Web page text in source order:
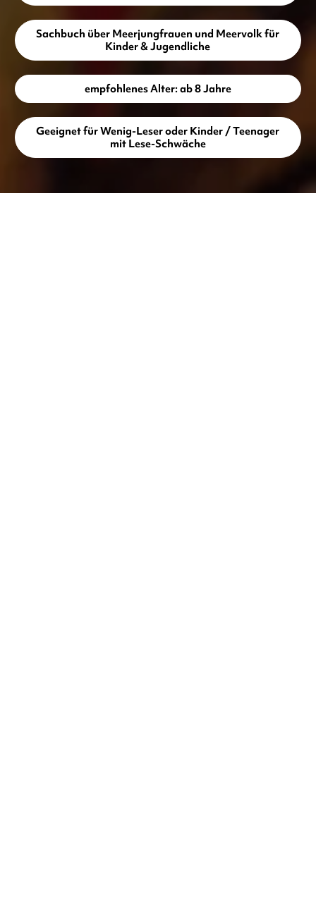
Sachbuch über Meerjungfrauen und Meervolk für
Kinder & Jugendliche
empfohlenes Alter: ab 8 Jahre
Geeignet für Wenig-Leser oder Kinder / Teenager
mit Lese-Schwäche